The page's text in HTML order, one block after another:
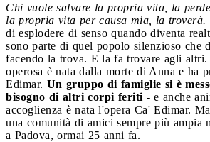
Chi vuole salvare la propria vita, la
la propria vita per causa mia, la troverà.
di esplodere di senso quando diventa
sono parte di quel popolo silenzioso che
facendo la trova. E la fa trovare agli
operosa è nata dalla morte di Anna e ha
Edimar. Un gruppo di famiglie si è
bisogno di altri corpi feriti - e anche
accoglienza è nata l'opera Ca' Edimar.
una comunità di amici sempre più ampia
a Padova, ormai 25 anni fa.